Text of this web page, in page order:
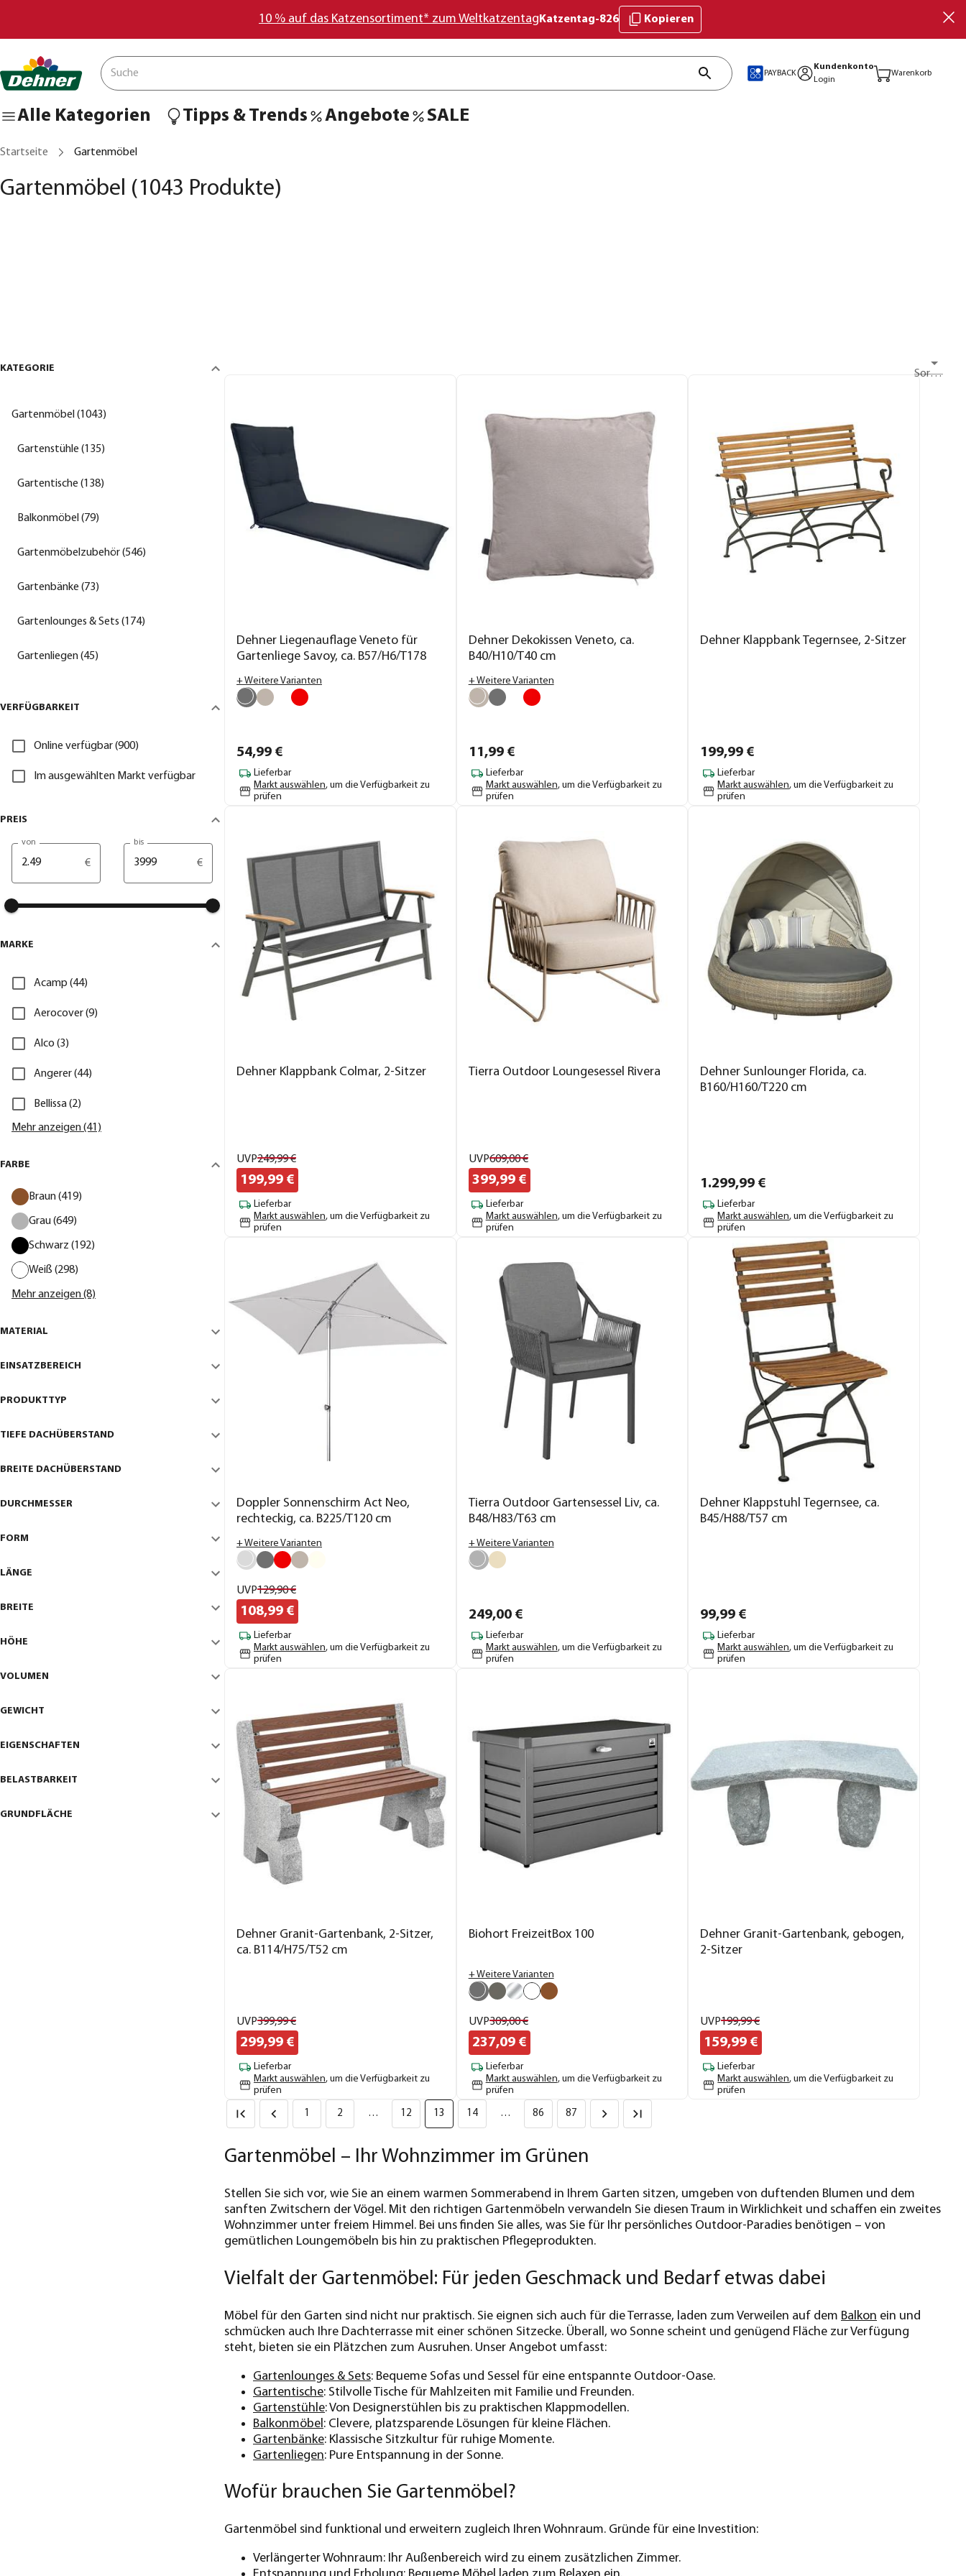
10 % auf das Katzensortiment* zum Weltkatzentag Katzentag-826 Kopieren
PAYBACK
Kundenkonto
Login
Warenkorb
Alle Kategorien Tipps & Trends Angebote SALE
Startseite Gartenmöbel
Gartenmöbel (1043 Produkte)
KATEGORIE
Gartenmöbel (1043)
Gartenstühle (135)
Gartentische (138)
Balkonmöbel (79)
Gartenmöbelzubehör (546)
Gartenbänke (73)
Gartenlounges & Sets (174)
Gartenliegen (45)
VERFÜGBARKEIT
Online verfügbar (900)
Im ausgewählten Markt verfügbar
PREIS
von
€
bis
€
MARKE
Acamp (44)
Aerocover (9)
Alco (3)
Angerer (44)
Bellissa (2)
Mehr anzeigen (41)
FARBE
Braun (419)
Grau (649)
Schwarz (192)
Weiß (298)
Mehr anzeigen (8)
MATERIAL
EINSATZBEREICH
PRODUKTTYP
TIEFE DACHÜBERSTAND
BREITE DACHÜBERSTAND
DURCHMESSER
FORM
LÄNGE
BREITE
HÖHE
VOLUMEN
GEWICHT
EIGENSCHAFTEN
BELASTBARKEIT
GRUNDFLÄCHE
Sortieren nach
Dehner Liegenauflage Veneto für
Gartenliege Savoy, ca. B57/H6/T178
+ Weitere Varianten
54,99 €
Lieferbar
Markt auswählen, um die Verfügbarkeit zu
prüfen
Dehner Dekokissen Veneto, ca.
B40/H10/T40 cm
+ Weitere Varianten
11,99€
Lieferbar
Markt auswählen, um die Verfügbarkeit zu
prüfen
Dehner Klappbank Tegernsee, 2-Sitzer
199,99 €
Lieferbar
Markt auswählen, um die Verfügbarkeit zu
prüfen
Dehner Klappbank Colmar, 2-Sitzer
UVP249,99€
199,99 €
Lieferbar
Markt auswählen, um die Verfügbarkeit zu
prüfen
Tierra Outdoor Loungesessel Rivera
UVP609,00€
399,99€
Lieferbar
Markt auswählen, um die Verfügbarkeit zu
prüfen
Dehner Sunlounger Florida, ca.
B160/H160/T220 cm
1.299,99 €
Lieferbar
Markt auswählen, um die Verfügbarkeit zu
prüfen
Doppler Sonnenschirm Act Neo,
rechteckig, ca. B225/T120 cm
+ Weitere Varianten
UVP129,90€
108,99 €
Lieferbar
Markt auswählen, um die Verfügbarkeit zu
prüfen
Tierra Outdoor Gartensessel Liv, ca.
B48/H83/T63 cm
+ Weitere Varianten
249,00€
Lieferbar
Markt auswählen, um die Verfügbarkeit zu
prüfen
Dehner Klappstuhl Tegernsee, ca.
B45/H88/T57 cm
99,99 €
Lieferbar
Markt auswählen, um die Verfügbarkeit zu
prüfen
Dehner Granit-Gartenbank, 2-Sitzer,
ca. B114/H75/T52 cm
UVP399,99€
299,99 €
Lieferbar
Markt auswählen, um die Verfügbarkeit zu
prüfen
Biohort FreizeitBox 100
+ Weitere Varianten
UVP309,00€
237,09€
Lieferbar
Markt auswählen, um die Verfügbarkeit zu
prüfen
Dehner Granit-Gartenbank, gebogen,
2-Sitzer
UVP199,99€
159,99 €
Lieferbar
Markt auswählen, um die Verfügbarkeit zu
prüfen
1 2 … 12 13 14 … 86 87
Gartenmöbel – Ihr Wohnzimmer im Grünen
Stellen Sie sich vor, wie Sie an einem warmen Sommerabend in Ihrem Garten sitzen, umgeben von duftenden Blumen und dem
sanften Zwitschern der Vögel. Mit den richtigen Gartenmöbeln verwandeln Sie diesen Traum in Wirklichkeit und schaffen ein zweites
Wohnzimmer unter freiem Himmel. Bei uns finden Sie alles, was Sie für Ihr persönliches Outdoor-Paradies benötigen – von
gemütlichen Loungemöbeln bis hin zu praktischen Pflegeprodukten.
Vielfalt der Gartenmöbel: Für jeden Geschmack und Bedarf etwas dabei
Möbel für den Garten sind nicht nur praktisch. Sie eignen sich auch für die Terrasse, laden zum Verweilen auf dem Balkon ein und
schmücken auch Ihre Dachterrasse mit einer schönen Sitzecke. Überall, wo Sonne scheint und genügend Fläche zur Verfügung
steht, bieten sie ein Plätzchen zum Ausruhen. Unser Angebot umfasst:
Gartenlounges & Sets: Bequeme Sofas und Sessel für eine entspannte Outdoor-Oase.
Gartentische: Stilvolle Tische für Mahlzeiten mit Familie und Freunden.
Gartenstühle: Von Designerstühlen bis zu praktischen Klappmodellen.
Balkonmöbel: Clevere, platzsparende Lösungen für kleine Flächen.
Gartenbänke: Klassische Sitzkultur für ruhige Momente.
Gartenliegen: Pure Entspannung in der Sonne.
Wofür brauchen Sie Gartenmöbel?
Gartenmöbel sind funktional und erweitern zugleich Ihren Wohnraum. Gründe für eine Investition:
Verlängerter Wohnraum: Ihr Außenbereich wird zu einem zusätzlichen Zimmer.